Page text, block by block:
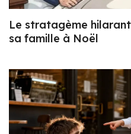
Le stratagème
sa famille à Noël